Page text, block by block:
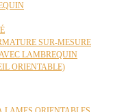
SUR-MESURE
LAMBREQUIN
ORIENTABLE)